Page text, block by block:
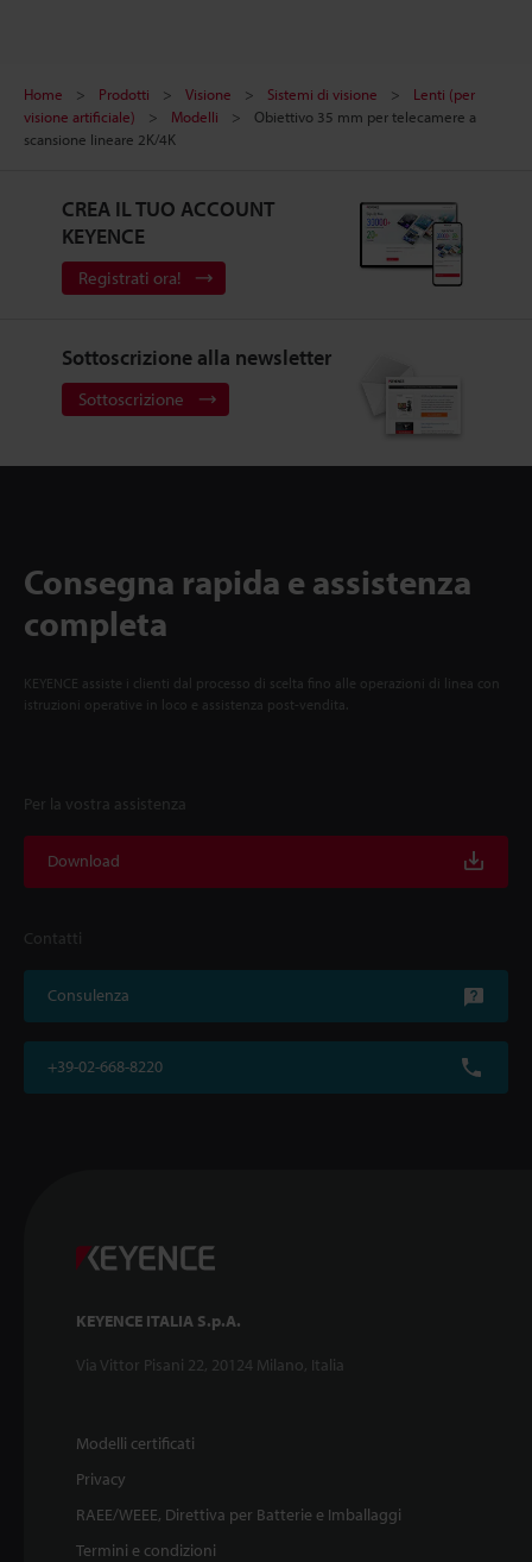
Home Prodotti Visione Sistemi di visione
Lenti (per
visione artificiale)
Modelli
Obiettivo 35 mm per telecamere a
scansione lineare 2K/4K
CREA IL TUO ACCOUNT
KEYENCE
Registrati ora!
Sottoscrizione alla newsletter
Sottoscrizione
Consegna rapida e assistenza
completa
KEYENCE assiste i clienti dal processo di scelta fino alle operazioni di linea con
istruzioni operative in loco e assistenza post-vendita.
Per la vostra assistenza
Download
Contatti
Consulenza
+39-02-668-8220
KEYENCE ITALIA S.p.A.
Via Vittor Pisani 22, 20124 Milano, Italia
Modelli certificati
Privacy
RAEE/WEEE, Direttiva per Batterie e Imballaggi
Termini e condizioni